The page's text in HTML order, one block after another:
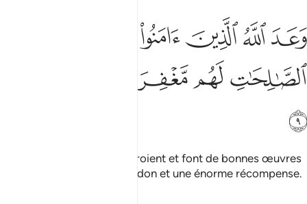
وعد الله الذين امنوا وعملوا الصالحات لهم مغفرة واجر عظيم ٩
وَعَدَ ٱللَّهُ ٱلَّذِينَ ءَامَنُوا۟ وَعَمِلُوا۟ ٱلصَّـٰلِحَـٰتِ ۙ لَهُم مَّغْفِرَةٌۭ
ﲷﲸﲹﲺ
ﲼﲽﲾ
ﳁ
Allah a promis à ceux qui croient et font de bonnes œuvres
qu’il y aura pour eux un pardon et une énorme récompense.